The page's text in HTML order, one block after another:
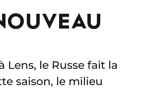
le Russe fait la
saison, le milieu